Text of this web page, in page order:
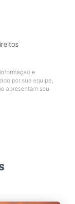
e
por sua equipe,
apresentam seu